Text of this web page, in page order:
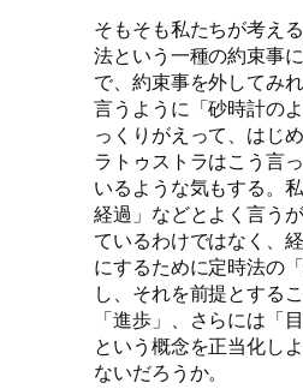
そもそも私たちが考え
法という一種の約束事
で、約束事を外してみ
言うように「砂時計の
っくりがえって、はじ
ラトゥストラはこう言
いるような気もする。
経過」などとよく言う
ているわけではなく、
にするために定時法の
し、それを前提とする
「進歩」、さらには「
という概念を正当化し
ないだろうか。